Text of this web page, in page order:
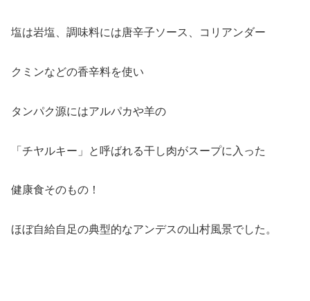
塩は岩塩、調味料には唐辛子ソース、コリアンダー
クミンなどの香辛料を使い
タンパク源にはアルパカや羊の
「チヤルキー」と呼ばれる干し肉がスープに入った
健康食そのもの！
ほぼ自給自足の典型的なアンデスの山村風景でした。